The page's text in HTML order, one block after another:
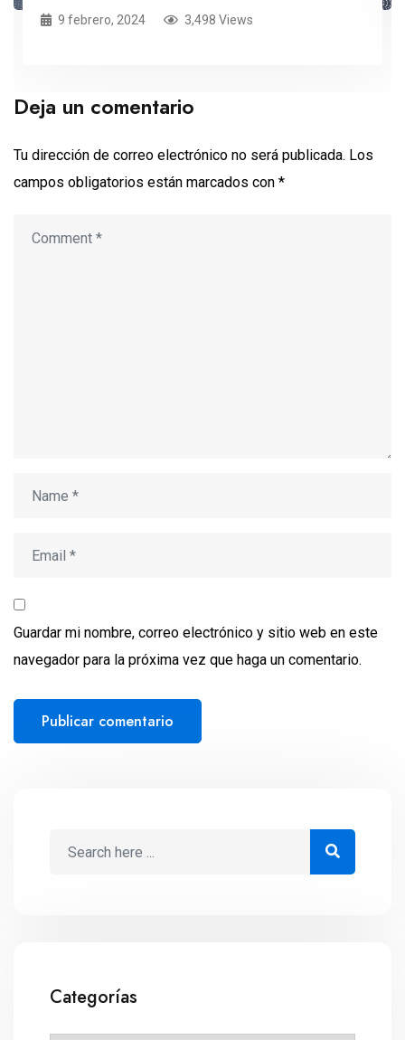
9 febrero, 2024 3,498 Views
Deja un comentario
Tu dirección de correo electrónico no será publicada. Los
campos obligatorios están marcados con *
Guardar mi nombre, correo electrónico y sitio web en este
navegador para la próxima vez que haga un comentario.
Categorías